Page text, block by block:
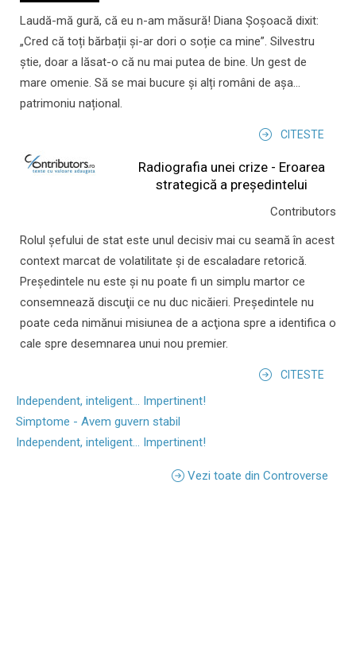
Laudă-mă gură, că eu n-am măsură! Diana Șoșoacă dixit:
„Cred că toți bărbații și-ar dori o soție ca mine”. Silvestru
știe, doar a lăsat-o că nu mai putea de bine. Un gest de
mare omenie. Să se mai bucure și alți români de așa...
patrimoniu național.
CITESTE
Radiografia unei crize - Eroarea
strategică a președintelui
Contributors
Rolul şefului de stat este unul decisiv mai cu seamă în acest
context marcat de volatilitate şi de escaladare retorică.
Preşedintele nu este şi nu poate fi un simplu martor ce
consemnează discuţii ce nu duc nicăieri. Preşedintele nu
poate ceda nimănui misiunea de a acţiona spre a identifica o
cale spre desemnarea unui nou premier.
CITESTE
Independent, inteligent... Impertinent!
Simptome - Avem guvern stabil
Independent, inteligent... Impertinent!
Vezi toate din Controverse